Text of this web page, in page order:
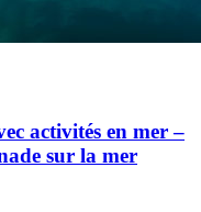
activités en mer –
sur la mer